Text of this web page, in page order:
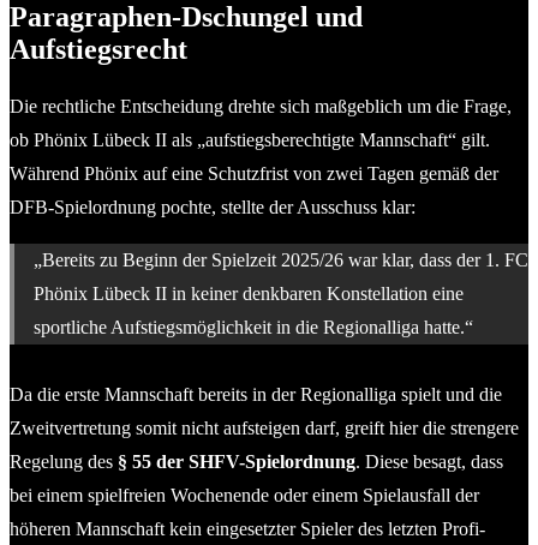
Paragraphen-Dschungel und
Aufstiegsrecht
Die rechtliche Entscheidung drehte sich maßgeblich um die Frage,
ob Phönix Lübeck II als „aufstiegsberechtigte Mannschaft“ gilt.
Während Phönix auf eine Schutzfrist von zwei Tagen gemäß der
DFB-Spielordnung pochte, stellte der Ausschuss klar:
„Bereits zu Beginn der Spielzeit 2025/26 war klar, dass der 1. FC
Phönix Lübeck II in keiner denkbaren Konstellation eine
sportliche Aufstiegsmöglichkeit in die Regionalliga hatte.“
Da die erste Mannschaft bereits in der Regionalliga spielt und die
Zweitvertretung somit nicht aufsteigen darf, greift hier die strengere
Regelung des § 55 der SHFV-Spielordnung. Diese besagt, dass
bei einem spielfreien Wochenende oder einem Spielausfall der
höheren Mannschaft kein eingesetzter Spieler des letzten Profi-